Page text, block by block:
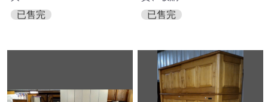
已售完
已售完